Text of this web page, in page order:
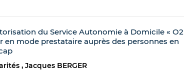
du Service Autonomie à Domicile « O2
en mode prestataire auprès des personnes en
Jacques BERGER